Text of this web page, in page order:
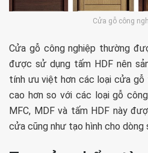
Cửa gỗ công
Cửa gỗ công nghiệp thường
được sử dụng tấm HDF nên
tính ưu việt hơn các loại cửa
cao hơn so với các loại gỗ
MFC, MDF và tấm HDF này
cửa cũng như tạo hình cho dòng